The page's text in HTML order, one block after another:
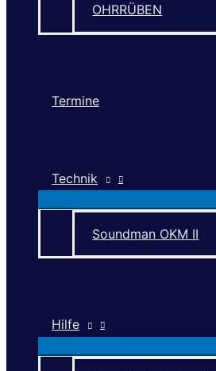
OHRRÜBEN
Termine
Technik
Soundman OKM II
Hilfe